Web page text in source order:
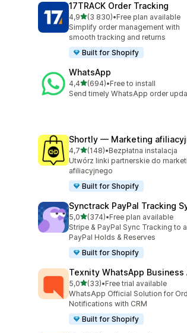
17TRACK Order Tracking
4,9na 5 gwiazdek
(3 830)
Łączna liczba recenzji: 3830
•Free plan available
Simplify order management with
smooth tracking and returns
Built for Shopify
WhatsApp
4,4na 5 gwiazdek
(694)
Łączna liczba recenzji: 694
•Free to install
Send timely WhatsApp order
Shortly — Marketing
4,7na 5 gwiazdek
(148)
Łączna liczba recenzji: 148
•Bezpłatna instalacja
Utwórz linki partnerskie do
afiliacyjnego
Built for Shopify
Synctrack PayPal Tracking
5,0na 5 gwiazdek
(374)
Łączna liczba recenzji: 374
•Free plan available
Stripe & PayPal Sync Tracking to
PayPal Holds & Reserves
Built for Shopify
Texnity WhatsApp Business
5,0na 5 gwiazdek
(33)
Łączna liczba recenzji: 33
•Free trial available
WhatsApp Official Solution for
Notifications with CRM
Built for Shopify